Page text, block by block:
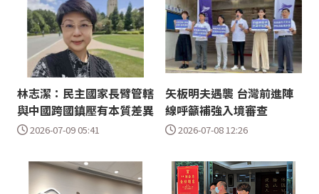
林志潔：民主國家長臂管轄
與中國跨國鎮壓有本質差異
2026-07-09 05:41
矢板明夫遇襲 台灣前進陣
線呼籲補強入境審查
2026-07-08 12:26